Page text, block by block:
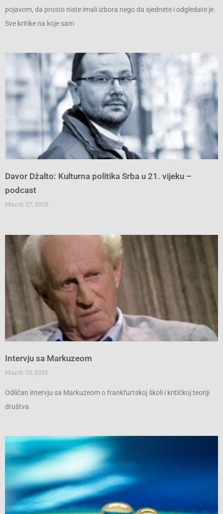
pojavom, da prosto niste imali izbora nego da sjednete i odgledate je.
Sve kritike na koje sam
Davor Džalto: Kulturna politika Srba u 21. vijeku –
podcast
March 27, 2025
Intervju sa Markuzeom
March 25, 2025
Odličan intervju sa Markuzeom o frankfurtskoj školi i kritičkoj teoriji
društva.